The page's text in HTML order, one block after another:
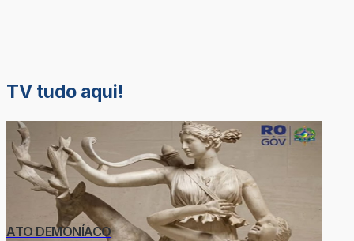
TV tudo aqui!
ATO DEMONÍACO